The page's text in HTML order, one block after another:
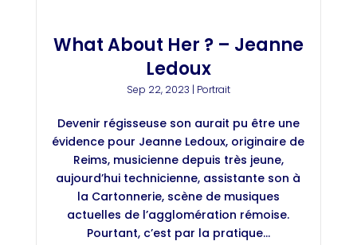
What About Her ? – Jeanne
Ledoux
Sep 22, 2023 | Portrait
Devenir régisseuse son aurait pu être une
évidence pour Jeanne Ledoux, originaire de
Reims, musicienne depuis très jeune,
aujourd’hui technicienne, assistante son à
la Cartonnerie, scène de musiques
actuelles de l’agglomération rémoise.
Pourtant, c’est par la pratique...